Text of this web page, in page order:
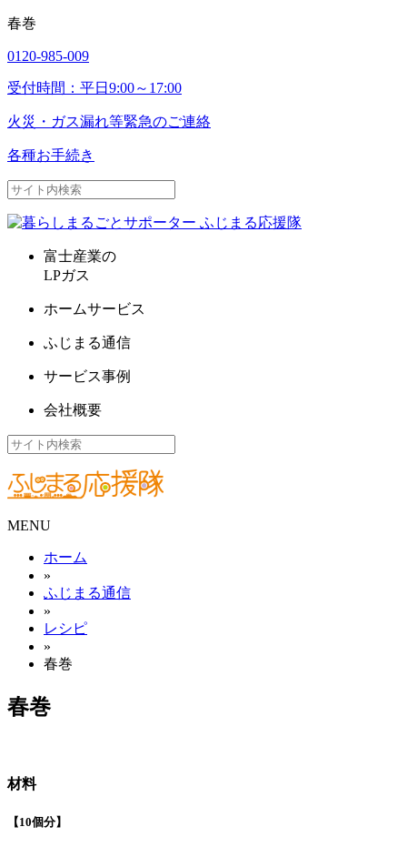
春巻
0120-985-009
受付時間：平日9:00～17:00
火災・ガス漏れ等緊急のご連絡
各種お手続き
富士産業の
LPガス
ホームサービス
ふじまる通信
サービス事例
会社概要
MENU
ホーム
»
ふじまる通信
»
レシピ
»
春巻
春巻
材料
【10個分】